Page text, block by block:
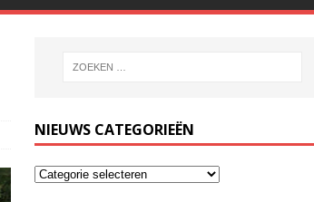
NIEUWS CATEGORIEËN